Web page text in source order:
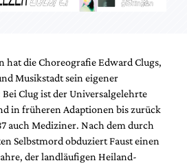
hat die Choreografie Edward Clugs,
Musikstadt sein eigener
Clug ist der Universalgelehrte
in früheren Adaptionen bis zurück
auch Mediziner. Nach dem durch
Selbstmord obduziert Faust einen
der landläufigen Heiland-